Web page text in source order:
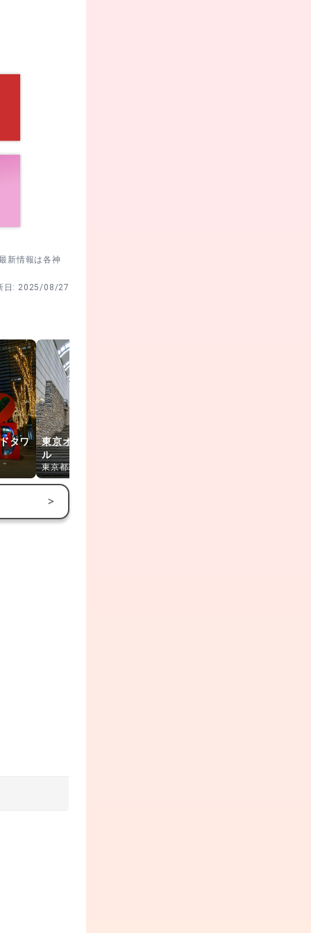
すい。
。
内で撮る流
やすいので
新情報は各神
日: 2025/08/27
タワ
東京オペラシティビ
ル
東京都新宿区
>